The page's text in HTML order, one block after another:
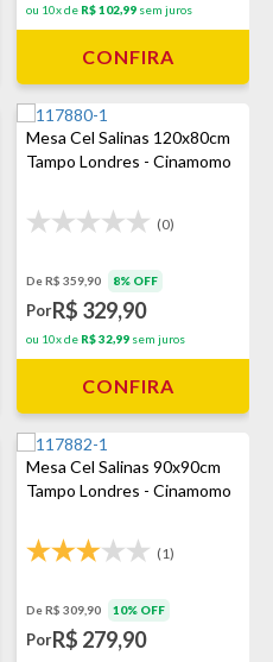
ou 10x de R$ 102,99 sem juros
CONFIRA
Mesa Cel Salinas 120x80cm
Tampo Londres - Cinamomo
(0)
De R$ 359,90 8% OFF
PorR$ 329,90
ou 10x de R$ 32,99 sem juros
CONFIRA
Mesa Cel Salinas 90x90cm
Tampo Londres - Cinamomo
(1)
De R$ 309,90 10% OFF
PorR$ 279,90